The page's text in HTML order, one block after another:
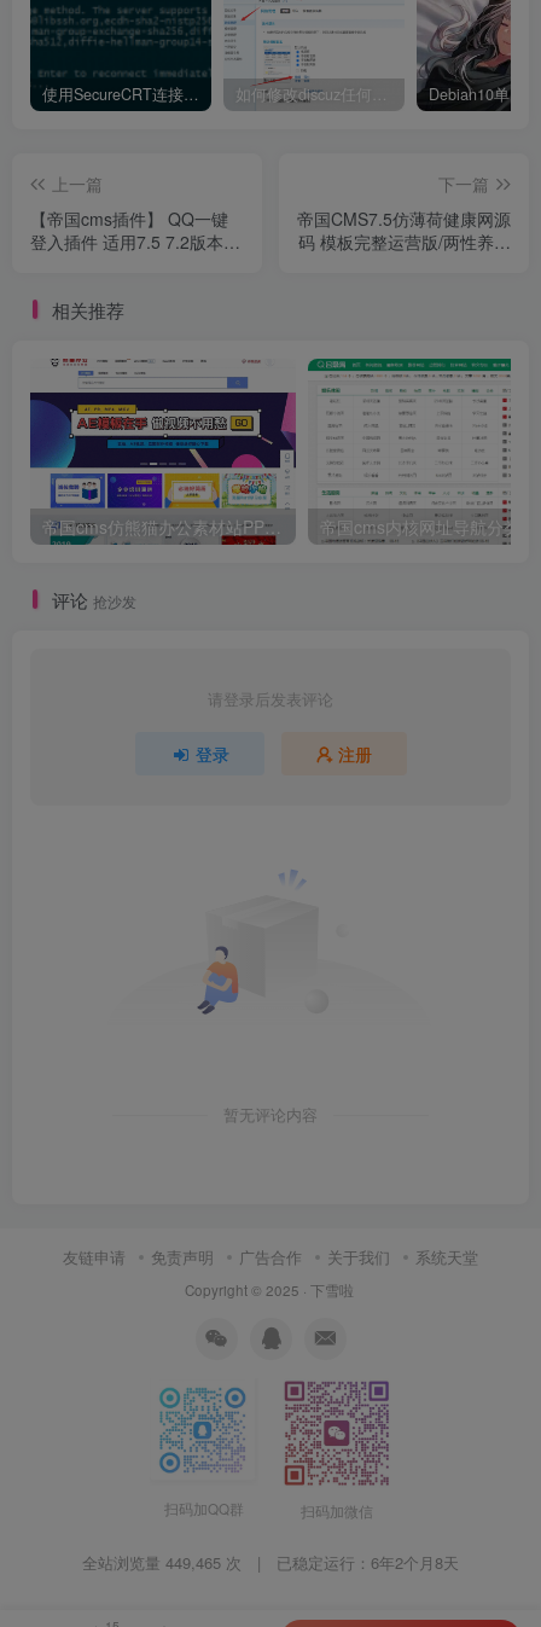
使用SecureCRT连接Ubuntu20.04报错：Key exchange failed. No compatible key exchange method.
上一篇
【帝国cms插件】 QQ一键
登入插件 适用7.5 7.2版本，
件】
下一篇
帝国CMS7.5仿薄荷健康网源
码 模板完整运营版/两性养生
相关推荐
帝国cms仿熊猫办公素材站PPT模板简历模板下载站源码+WAP手机端+采集器+第四方支付
评论 抢沙发
请登录后发表评论
登录 注册
暂无评论内容
友链申请 免责声明 广告合作 关于我们 系统天堂
Copyright © 2025 · 下雪啦
扫码加QQ群 扫码加微信
全站浏览量 449,465 次 | 已稳定运行： 6年2个月8天